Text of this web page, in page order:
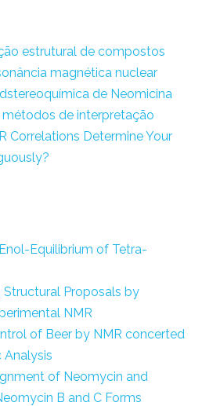
estrutural de compostos
magnética nuclear
de Neomicina
de interpretação
Correlations Determine Your
Equilibrium of Tetra-
Structural Proposals by
NMR
of Beer by NMR concerted
of Neomycin and
B and C Forms